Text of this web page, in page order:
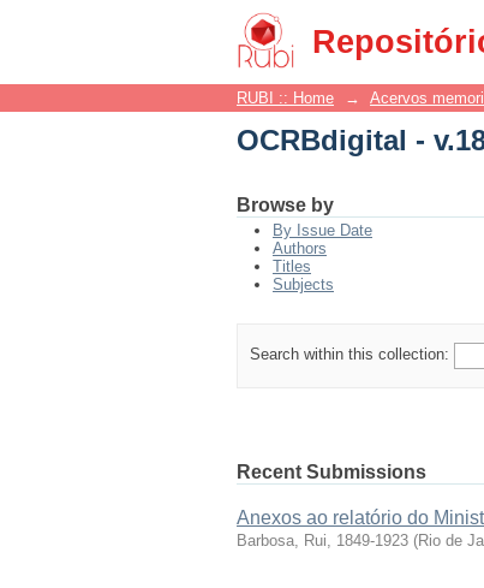
OCRBdigital - v.18
RUBI :: Home → Acervos
OCRBdigital -
Browse by
By Issue Date
Authors
Titles
Subjects
Search within this collection:
Recent Submissions
Anexos ao relatório do
Barbosa, Rui, 1849-1923 (Rio de